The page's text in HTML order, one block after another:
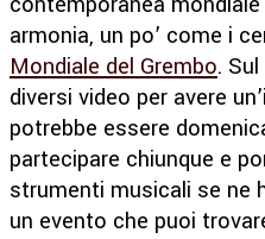
armonia, un po’ come i
Mondiale del Grembo. Sul
diversi video per avere
potrebbe essere
partecipare chiunque e
strumenti musicali se ne
un evento che puoi